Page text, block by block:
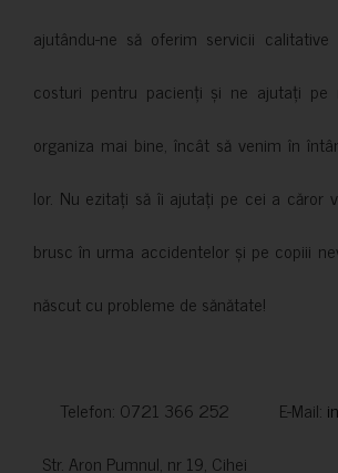
ajutându-ne să oferim servicii
costuri pentru pacienți și ne ajutați pe
organiza mai bine, încât să venim în
lor. Nu ezitați să îi ajutați pe cei a căror
brusc în urma accidentelor și pe copiii
născut cu probleme de sănătate!
Telefon: 0721 366 252 E-Mail:
Str. Aron Pumnul, nr 19, Cihei